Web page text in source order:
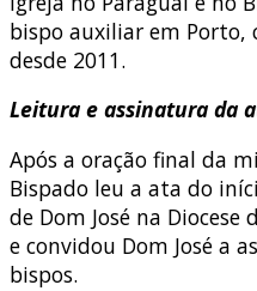
bispo auxiliar em Porto,
desde 2011.
Leitura e assinatura da
Após a oração final da
Bispado leu a ata do
de Dom José na Diocese
e convidou Dom José a
bispos.